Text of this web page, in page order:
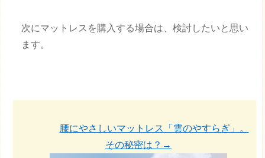
次にマットレスを購入する場合は、検討したいと思い
ます。
腰にやさしいマットレス「雲のやすらぎ」。
その秘密は？→